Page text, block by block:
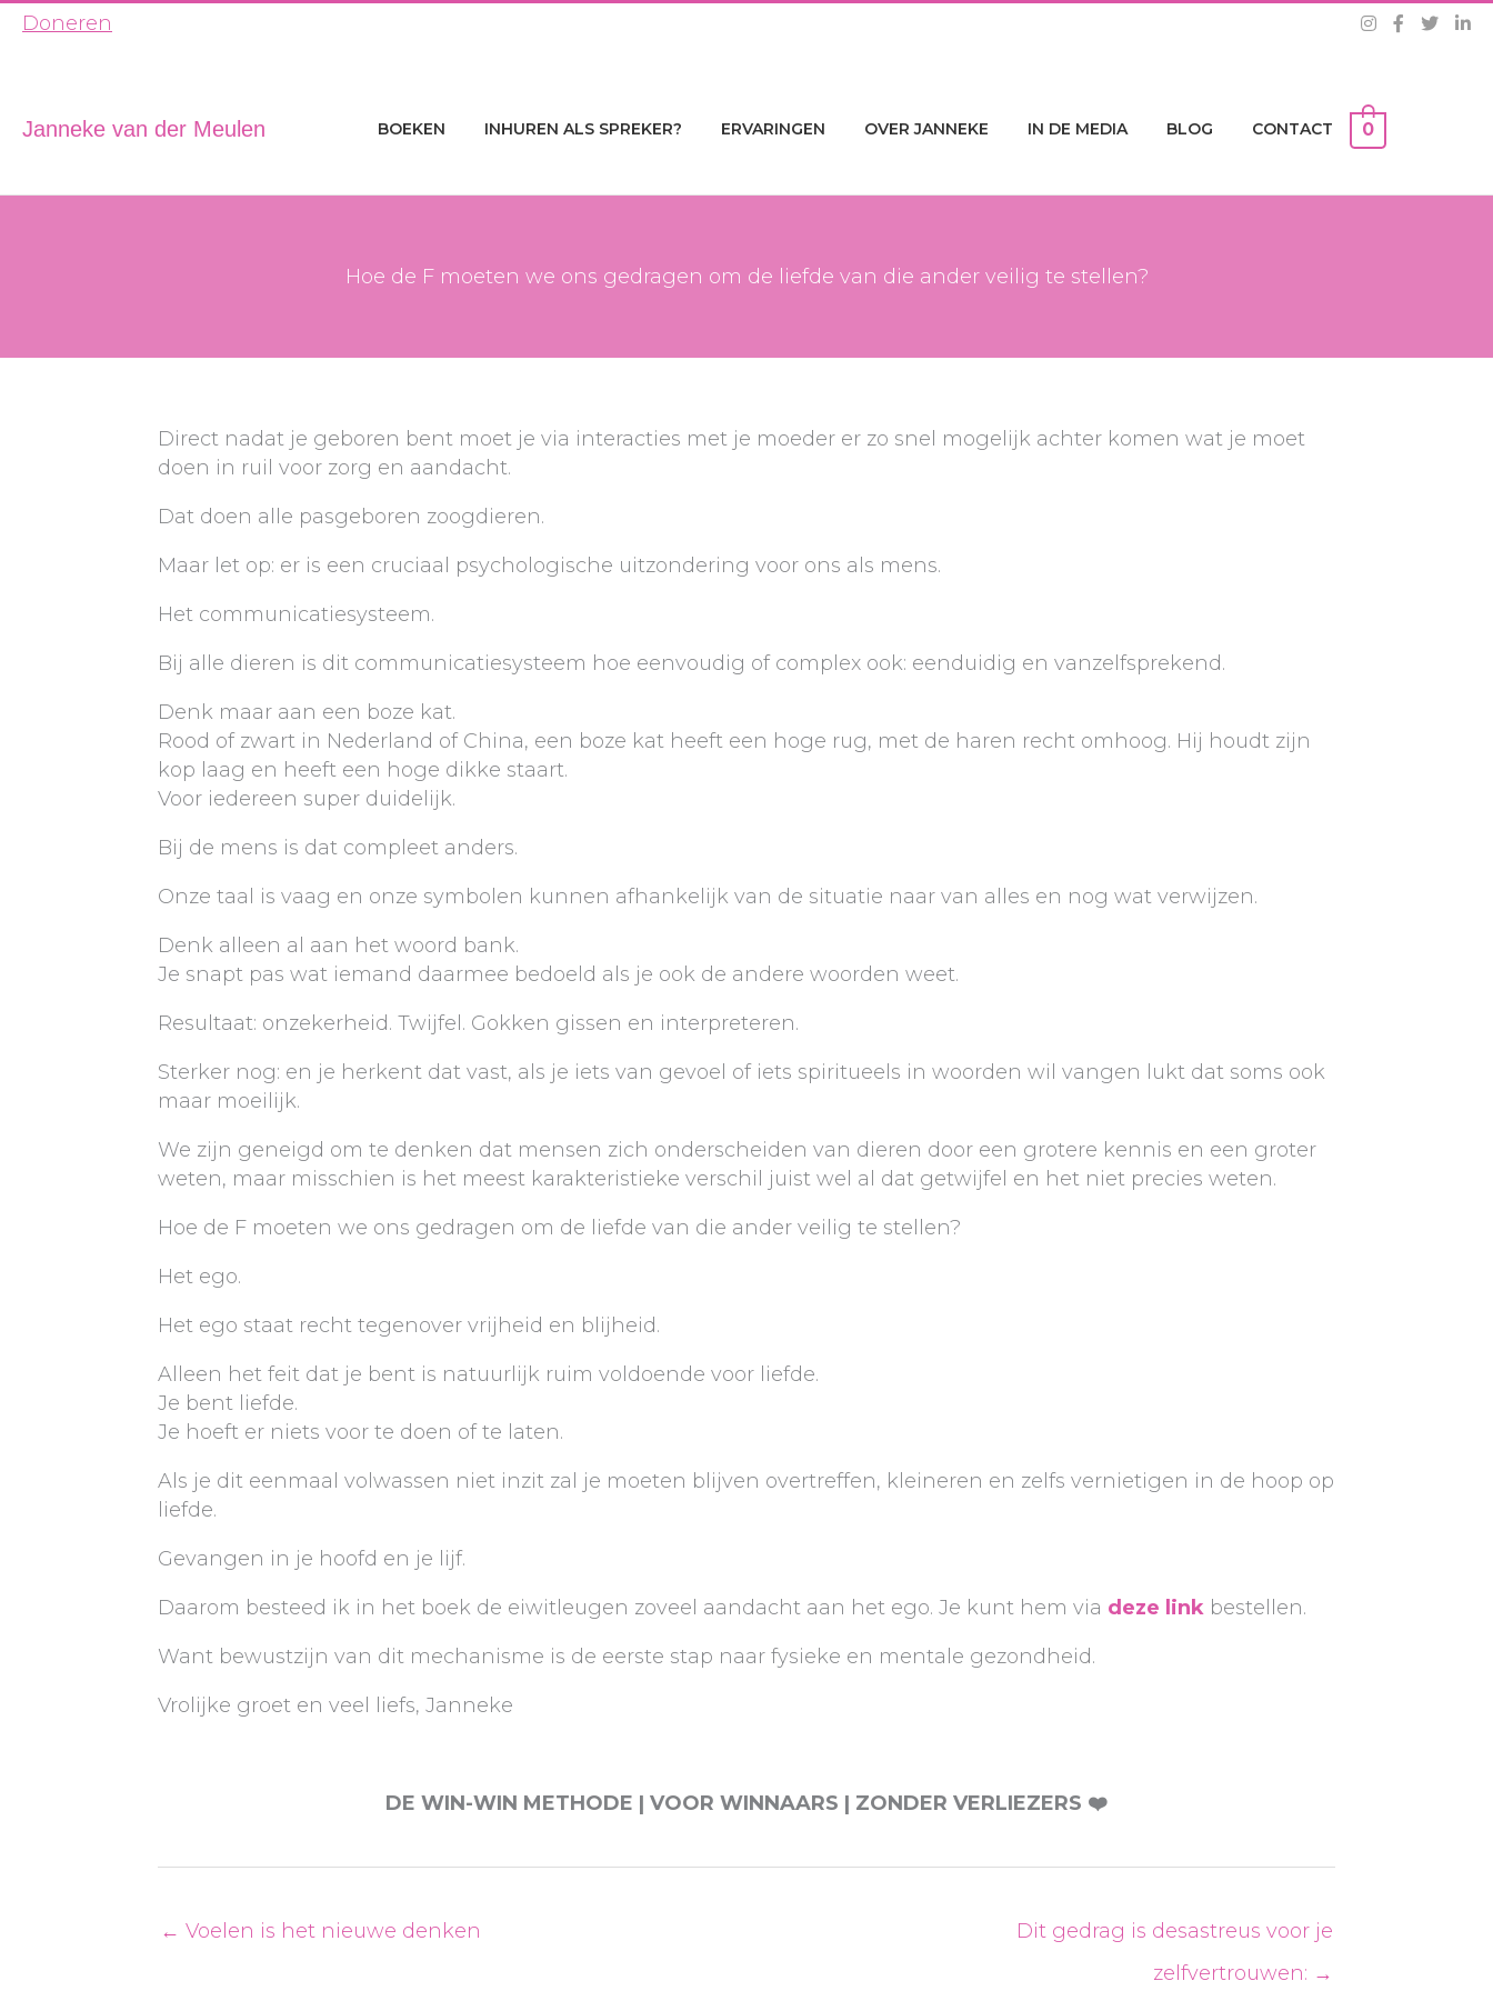
GaDoneren
Janneke van der Meulen BOEKEN INHUREN ALS SPREKER? ERVARINGEN OVER JANNEKE IN DE MEDIA BLOG CONTACT 0
Hoe de F moeten we ons gedragen om de liefde van die ander veilig te stellen?
Direct nadat je geboren bent moet je via interacties met je moeder er zo snel mogelijk achter komen wat je moet
doen in ruil voor zorg en aandacht.
Dat doen alle pasgeboren zoogdieren.
Maar let op: er is een cruciaal psychologische uitzondering voor ons als mens.
Het communicatiesysteem.
Bij alle dieren is dit communicatiesysteem hoe eenvoudig of complex ook: eenduidig en vanzelfsprekend.
Denk maar aan een boze kat.
Rood of zwart in Nederland of China, een boze kat heeft een hoge rug, met de haren recht omhoog. Hij houdt zijn
kop laag en heeft een hoge dikke staart.
Voor iedereen super duidelijk.
Bij de mens is dat compleet anders.
Onze taal is vaag en onze symbolen kunnen afhankelijk van de situatie naar van alles en nog wat verwijzen.
Denk alleen al aan het woord bank.
Je snapt pas wat iemand daarmee bedoeld als je ook de andere woorden weet.
Resultaat: onzekerheid. Twijfel. Gokken gissen en interpreteren.
Sterker nog: en je herkent dat vast, als je iets van gevoel of iets spiritueels in woorden wil vangen lukt dat soms ook
maar moeilijk.
We zijn geneigd om te denken dat mensen zich onderscheiden van dieren door een grotere kennis en een groter
weten, maar misschien is het meest karakteristieke verschil juist wel al dat getwijfel en het niet precies weten.
Hoe de F moeten we ons gedragen om de liefde van die ander veilig te stellen?
Het ego.
Het ego staat recht tegenover vrijheid en blijheid.
Alleen het feit dat je bent is natuurlijk ruim voldoende voor liefde.
Je bent liefde.
Je hoeft er niets voor te doen of te laten.
Als je dit eenmaal volwassen niet inzit zal je moeten blijven overtreffen, kleineren en zelfs vernietigen in de hoop op
liefde.
Gevangen in je hoofd en je lijf.
Daarom besteed ik in het boek de eiwitleugen zoveel aandacht aan het ego. Je kunt hem via deze link bestellen.
Want bewustzijn van dit mechanisme is de eerste stap naar fysieke en mentale gezondheid.
Vrolijke groet en veel liefs, Janneke
DE WIN-WIN METHODE | VOOR WINNAARS | ZONDER VERLIEZERS ❤️
← Voelen is het nieuwe denken
Dit gedrag is desastreus voor je
zelfvertrouwen: →